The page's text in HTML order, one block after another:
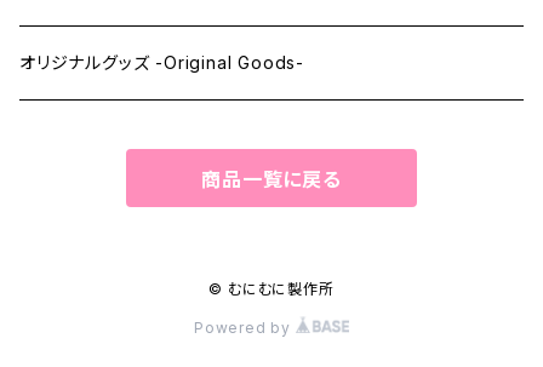
ペーパーマスク -Paper Masks-
オリジナルグッズ -Original Goods-
商品一覧に戻る
© むにむに製作所
Powered by